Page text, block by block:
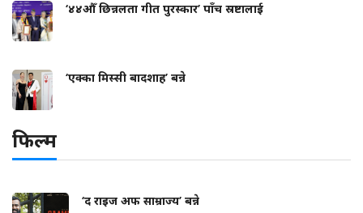
‘४४औँ छिन्नलता गीत पुरस्कार’ पाँच स्रष्टालाई
‘एक्का मिस्सी बादशाह’ बन्ने
फिल्म
‘द राइज अफ साम्राज्य’ बन्ने